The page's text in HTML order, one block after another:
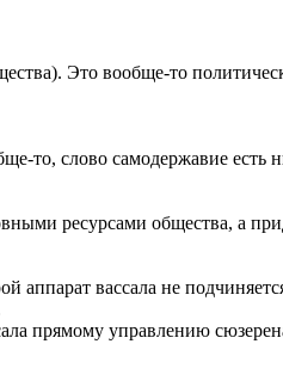
Это вообще-то
то, слово самодержавие есть
ресурсами общества, а
аппарат вассала не
прямому управлению